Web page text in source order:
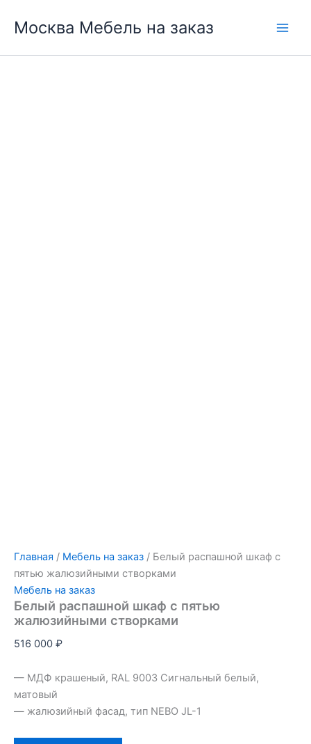
Москва Мебель на заказ
Главная / Мебель на заказ / Белый распашной шкаф с
пятью жалюзийными створками
Мебель на заказ
Белый распашной шкаф с пятью
жалюзийными створками
516 000 ₽
— МДФ крашеный, RAL 9003 Сигнальный белый,
матовый
— жалюзийный фасад, тип NEBO JL-1